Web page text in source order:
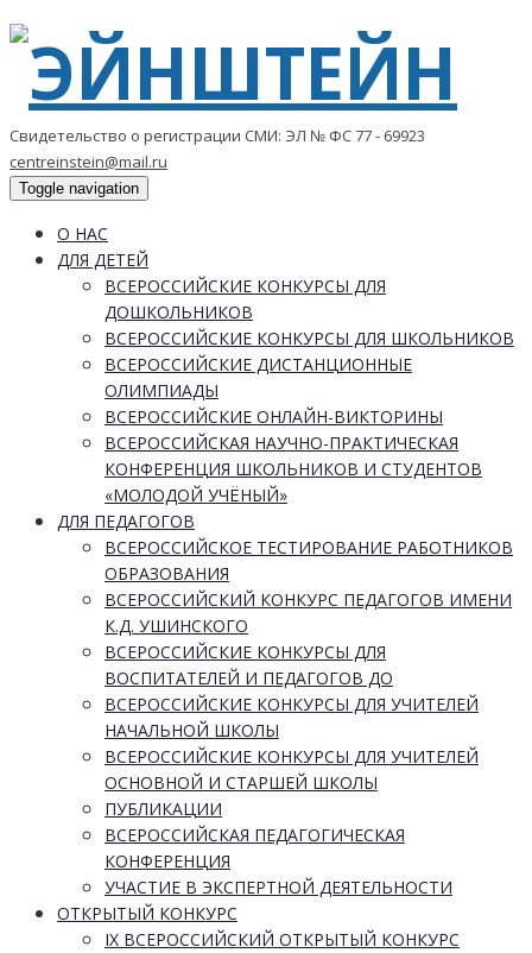
Свидетельство о регистрации СМИ: ЭЛ № ФС 77 - 69923
centreinstein@mail.ru
Toggle navigation
О НАС
ДЛЯ ДЕТЕЙ
ВСЕРОССИЙСКИЕ КОНКУРСЫ ДЛЯ
ДОШКОЛЬНИКОВ
ВСЕРОССИЙСКИЕ КОНКУРСЫ ДЛЯ ШКОЛЬНИКОВ
ВСЕРОССИЙСКИЕ ДИСТАНЦИОННЫЕ
ОЛИМПИАДЫ
ВСЕРОССИЙСКИЕ ОНЛАЙН-ВИКТОРИНЫ
ВСЕРОССИЙСКАЯ НАУЧНО-ПРАКТИЧЕСКАЯ
КОНФЕРЕНЦИЯ ШКОЛЬНИКОВ И СТУДЕНТОВ
«МОЛОДОЙ УЧЁНЫЙ»
ДЛЯ ПЕДАГОГОВ
ВСЕРОССИЙСКОЕ ТЕСТИРОВАНИЕ РАБОТНИКОВ
ОБРАЗОВАНИЯ
ВСЕРОССИЙСКИЙ КОНКУРС ПЕДАГОГОВ ИМЕНИ
К.Д. УШИНСКОГО
ВСЕРОССИЙСКИЕ КОНКУРСЫ ДЛЯ
ВОСПИТАТЕЛЕЙ И ПЕДАГОГОВ ДО
ВСЕРОССИЙСКИЕ КОНКУРСЫ ДЛЯ УЧИТЕЛЕЙ
НАЧАЛЬНОЙ ШКОЛЫ
ВСЕРОССИЙСКИЕ КОНКУРСЫ ДЛЯ УЧИТЕЛЕЙ
ОСНОВНОЙ И СТАРШЕЙ ШКОЛЫ
ПУБЛИКАЦИИ
ВСЕРОССИЙСКАЯ ПЕДАГОГИЧЕСКАЯ
КОНФЕРЕНЦИЯ
УЧАСТИЕ В ЭКСПЕРТНОЙ ДЕЯТЕЛЬНОСТИ
ОТКРЫТЫЙ КОНКУРС
IX ВСЕРОССИЙСКИЙ ОТКРЫТЫЙ КОНКУРС